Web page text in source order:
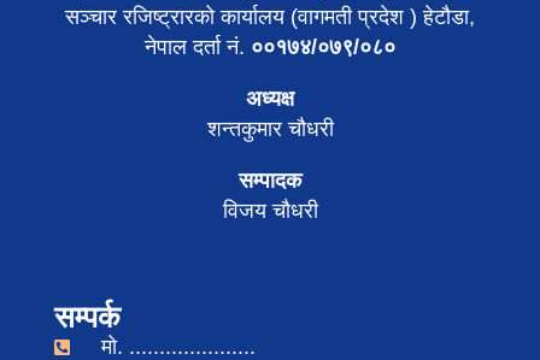
सञ्चार रजिष्ट्रारको कार्यालय (वागमती प्रदेश ) हेटौडा,
नेपाल दर्ता नं. ००१७४/०७९/०८०
अध्यक्ष
शन्तकुमार चौधरी
सम्पादक
विजय चौधरी
सम्पर्क
मो. .....................